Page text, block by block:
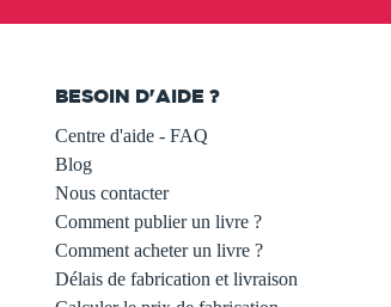
BESOIN D'AIDE ?
Centre d'aide - FAQ
Blog
Nous contacter
Comment publier un livre ?
Comment acheter un livre ?
Délais de fabrication et livraison